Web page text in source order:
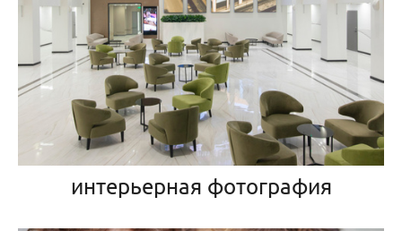
интерьерная фотография